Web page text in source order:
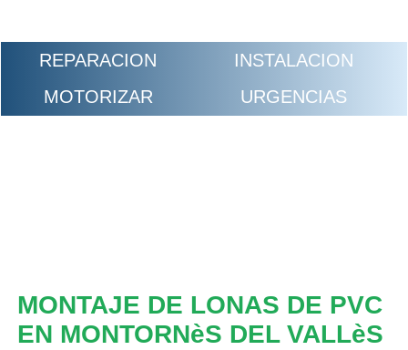
REPARACION
INSTALACION
MOTORIZAR
URGENCIAS
MONTAJE DE LONAS DE PVC
EN MONTORNèS DEL VALLèS